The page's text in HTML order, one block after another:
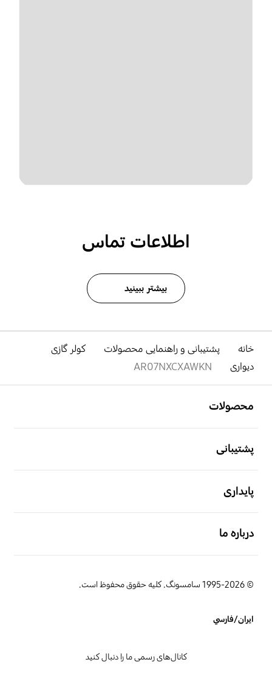
اطلاعات تماس
بیشتر ببینید
خانه پشتیبانی و راهنمایی محصولات
کولر گازی
دیواری
AR07NXCXAWKN
محصولات
پشتیبانی
پایداری
درباره ما
© 1995-2026 سامسونگ. کلیه حقوق محفوظ است.
ایران/فارسي
کانال‌های رسمی ما را دنبال کنید